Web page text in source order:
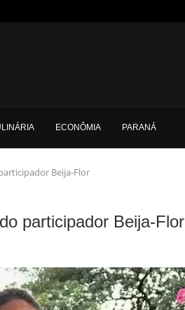
ECONÔMIA PARANÁ
Beija-Flor
participador Beija-Flor